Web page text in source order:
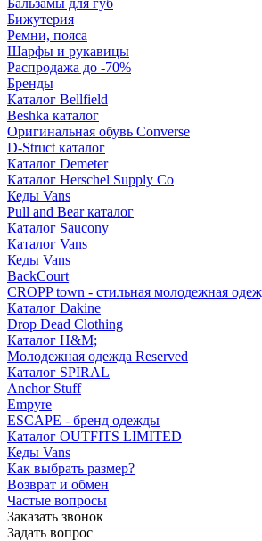
Бальзамы для губ
Бижутерия
Ремни, пояса
Шарфы и рукавицы
Распродажа до -70%
Бренды
Каталог Bellfield
Beshka каталог
Оригинальная обувь Converse
D-Struct каталог
Каталог Demeter
Каталог Herschel Supply Co
Кеды Vans
Pull and Bear каталог
Каталог Saucony
Каталог Vans
Кеды Vans
BackCourt
CROPP town - стильная молодежная
Каталог Dakine
Drop Dead Clothing
Каталог H&M;
Молодежная одежда Reserved
Каталог SPIRAL
Anchor Stuff
Empyre
ESCAPE - бренд одежды
Каталог OUTFITS LIMITED
Кеды Vans
Как выбрать размер?
Возврат и обмен
Частые вопросы
Заказать звонок
Задать вопрос